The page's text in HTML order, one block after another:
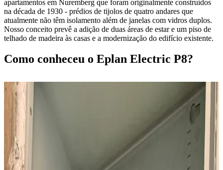
apartamentos em Nuremberg que foram originalmente construídos
na década de 1930 - prédios de tijolos de quatro andares que
atualmente não têm isolamento além de janelas com vidros duplos.
Nosso conceito prevê a adição de duas áreas de estar e um piso de
telhado de madeira às casas e a modernização do edifício existente.
Como conheceu o Eplan Electric P8?